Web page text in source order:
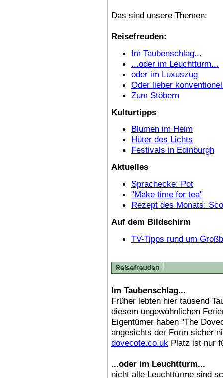
Das sind unsere Themen:
Reisefreuden:
Im Taubenschlag...
...oder im Leuchtturm...
oder im Luxuszug
Oder lieber
Zum Stöbern
Kulturtipps
Blumen im Heim
Hüter des Lichts
Festivals in Edinburgh
Aktuelles
Sprachecke: Pot
"Make time for tea"
Rezept des Monats:
Auf dem Bildschirm
TV-Tipps rund um
Im Taubenschlag...
Früher lebten hier tausend
diesem ungewöhnlichen
Eigentümer haben "The
angesichts der Form sicher
dovecote.co.uk Platz ist nur
...oder im Leuchtturm...
nicht alle Leuchttürme sind